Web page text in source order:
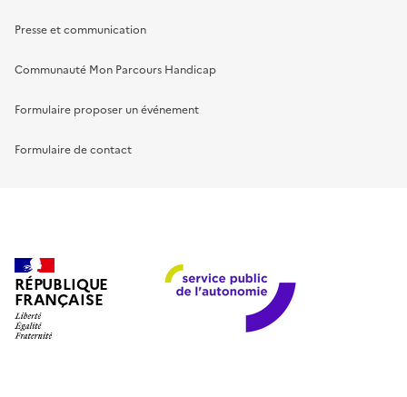
Presse et communication
Communauté Mon Parcours Handicap
Formulaire proposer un événement
Formulaire de contact
RÉPUBLIQUE
FRANÇAISE